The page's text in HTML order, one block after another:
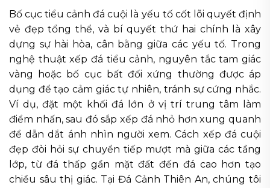
Bố cục tiểu cảnh đá cuội là yếu tố cốt lõi quyết định
vẻ đẹp tổng thể, và bí quyết thứ hai chính là xây
dựng sự hài hòa, cân bằng giữa các yếu tố. Trong
nghệ thuật xếp đá tiểu cảnh, nguyên tắc tam giác
vàng hoặc bố cục bất đối xứng thường được áp
dụng để tạo cảm giác tự nhiên, tránh sự cứng nhắc.
Ví dụ, đặt một khối đá lớn ở vị trí trung tâm làm
điểm nhấn, sau đó sắp xếp đá nhỏ hơn xung quanh
để dẫn dắt ánh nhìn người xem. Cách xếp đá cuội
đẹp đòi hỏi sự chuyển tiếp mượt mà giữa các tầng
lớp, từ đá thấp gần mặt đất đến đá cao hơn tạo
chiều sâu thị giác. Tại Đá Cảnh Thiên An, chúng tôi